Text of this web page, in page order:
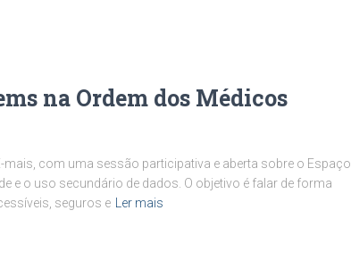
na Ordem dos Médicos
com uma sessão participativa e aberta sobre o Espaço
e o uso secundário de dados. O objetivo é falar de forma
seguros e
Ler mais